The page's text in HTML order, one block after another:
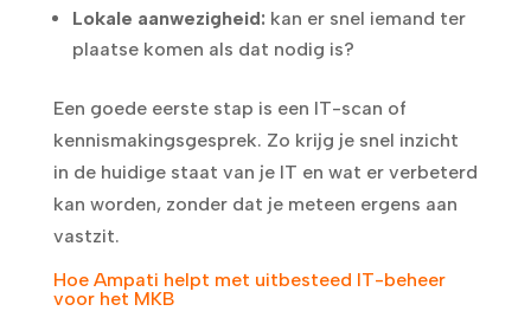
Lokale aanwezigheid: kan er snel iemand ter
plaatse komen als dat nodig is?
Een goede eerste stap is een IT-scan of
kennismakingsgesprek. Zo krijg je snel inzicht
in de huidige staat van je IT en wat er verbeterd
kan worden, zonder dat je meteen ergens aan
vastzit.
Hoe Ampati helpt met uitbesteed IT-beheer
voor het MKB